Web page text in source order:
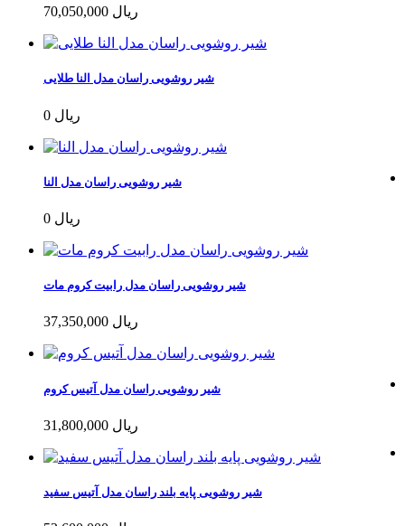
70,050,000 ریال
شیر روشویی راسان مدل النا طلایی
0 ریال
شیر روشویی راسان مدل النا
0 ریال
شیر روشویی راسان مدل رابیت کروم مات
37,350,000 ریال
شیر روشویی راسان مدل آتیس کروم
31,800,000 ریال
شیر روشویی پایه بلند راسان مدل آتیس سفید